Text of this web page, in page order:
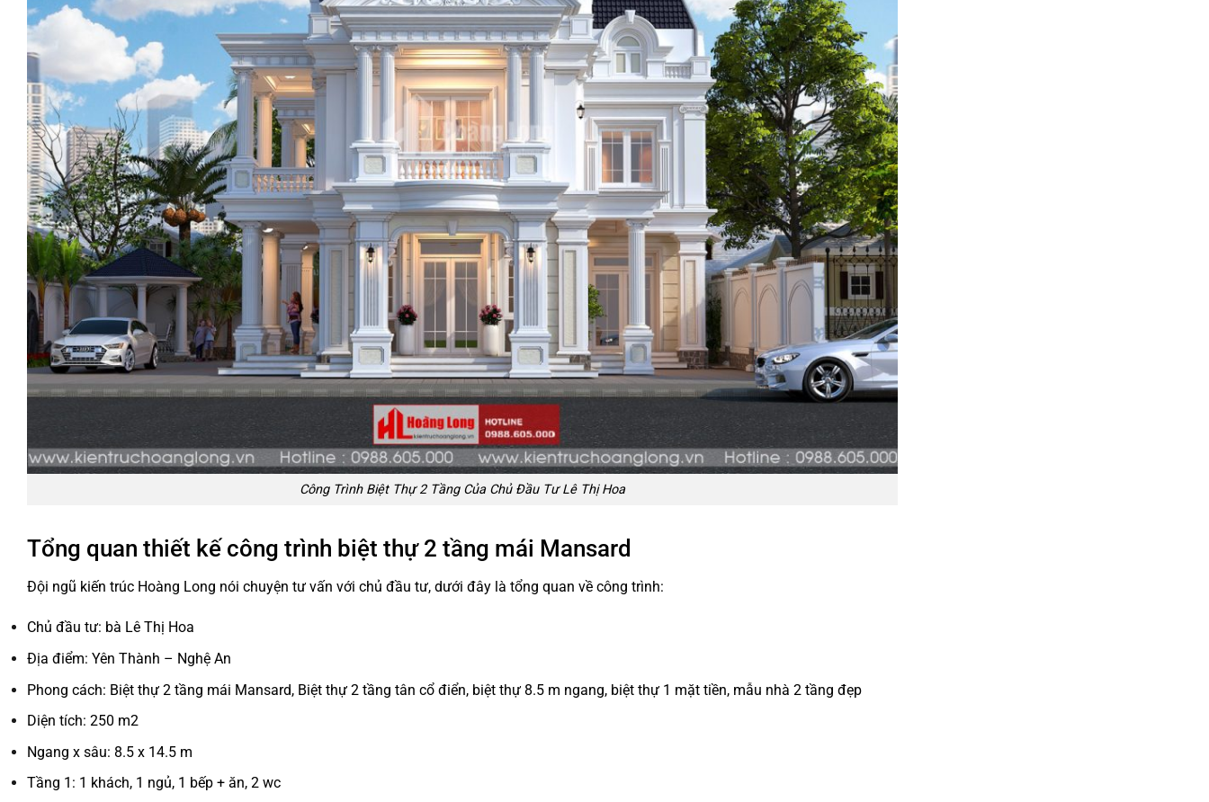
Công Trình Biệt Thự 2 Tầng Của Chủ Đầu Tư Lê Thị Hoa
Tổng quan thiết kế công trình biệt thự 2 tầng mái Mansard
Đội ngũ kiến trúc Hoàng Long nói chuyện tư vấn với chủ đầu tư, dưới đây là tổng quan về công trình:
Chủ đầu tư: bà Lê Thị Hoa
Địa điểm: Yên Thành – Nghệ An
Phong cách: Biệt thự 2 tầng mái Mansard, Biệt thự 2 tầng tân cổ điển, biệt thự 8.5 m ngang, biệt thự 1 mặt tiền, mẫu nhà 2 tầng đẹp
Diện tích: 250 m2
Ngang x sâu: 8.5 x 14.5 m
Tầng 1: 1 khách, 1 ngủ, 1 bếp + ăn, 2 wc